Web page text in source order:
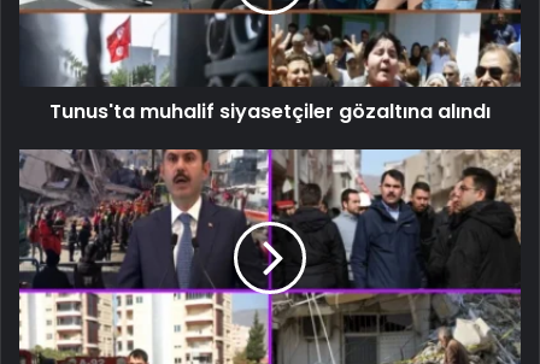
Tunus'ta muhalif siyasetçiler gözaltına alındı